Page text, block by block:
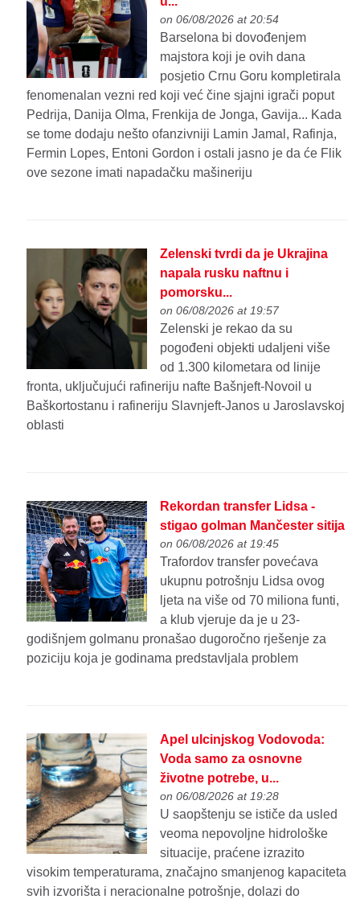
on 06/08/2026 at 20:54
Barselona bi dovođenjem
majstora koji je ovih dana
posjetio Crnu Goru kompletirala
fenomenalan vezni red koji već čine sjajni igrači poput
Pedrija, Danija Olma, Frenkija de Jonga, Gavija... Kada
se tome dodaju nešto ofanzivniji Lamin Jamal, Rafinja,
Fermin Lopes, Entoni Gordon i ostali jasno je da će Flik
ove sezone imati napadačku mašineriju
Zelenski tvrdi da je Ukrajina
napala rusku naftnu i
pomorsku...
on 06/08/2026 at 19:57
Zelenski je rekao da su
pogođeni objekti udaljeni više
od 1.300 kilometara od linije
fronta, uključujući rafineriju nafte Bašnjeft-Novoil u
Baškortostanu i rafineriju Slavnjeft-Janos u Jaroslavskoj
oblasti
Rekordan transfer Lidsa -
stigao golman Mančester sitija
on 06/08/2026 at 19:45
Trafordov transfer povećava
ukupnu potrošnju Lidsa ovog
ljeta na više od 70 miliona funti,
a klub vjeruje da je u 23-
godišnjem golmanu pronašao dugoročno rješenje za
poziciju koja je godinama predstavljala problem
Apel ulcinjskog Vodovoda:
Voda samo za osnovne
životne potrebe, u...
on 06/08/2026 at 19:28
U saopštenju se ističe da usled
veoma nepovoljne hidrološke
situacije, praćene izrazito
visokim temperaturama, značajno smanjenog kapaciteta
svih izvorišta i neracionalne potrošnje, dolazi do